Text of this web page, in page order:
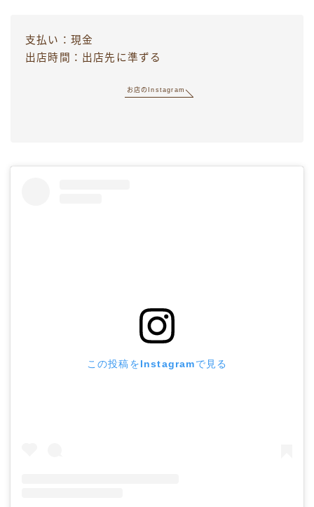
支払い：現金
出店時間：出店先に準ずる
お店のInstagram
この投稿をInstagramで見る